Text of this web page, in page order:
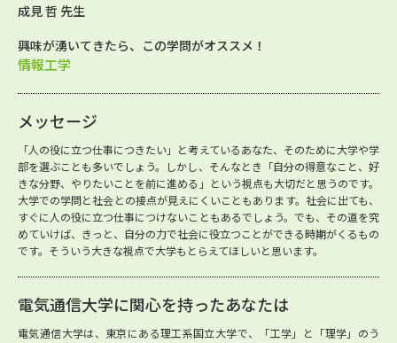
成見 哲 先生
興味が湧いてきたら、この学問がオススメ！
情報工学
メッセージ
「人の役に立つ仕事につきたい」と考えているあなた、そのために大学や学
部を選ぶことも多いでしょう。しかし、そんなとき「自分の得意なこと、好
きな分野、やりたいことを前に進める」という視点も大切だと思うのです。
大学での学問と社会との接点が見えにくいこともあります。社会に出ても、
すぐに人の役に立つ仕事につけないこともあるでしょう。でも、その道を究
めていけば、きっと、自分の力で社会に役立つことができる時期がくるもの
です。そういう大きな視点で大学もとらえてほしいと思います。
電気通信大学に関心を持ったあなたは
電気通信大学は、東京にある理工系国立大学で、「工学」と「理学」のう